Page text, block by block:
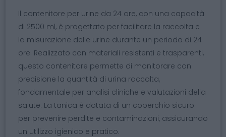
Il contenitore per urine da 24 ore, con una capacità
di 2500 ml, è progettato per facilitare la raccolta e
la misurazione delle urine durante un periodo di 24
ore. Realizzato con materiali resistenti e trasparenti,
questo contenitore permette di monitorare con
precisione la quantità di urina raccolta,
fondamentale per analisi cliniche e valutazioni della
salute. La tanica è dotata di un coperchio sicuro
per prevenire perdite e contaminazioni, assicurando
un utilizzo igienico e pratico.